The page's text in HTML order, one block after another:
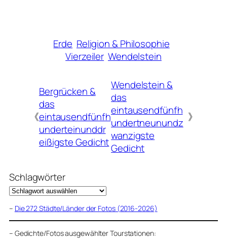
Erde Religion & Philosophie
Vierzeiler Wendelstein
《
Bergrücken &
das
eintausendfünfh
underteinunddr
eißigste Gedicht
Wendelstein &
das
eintausendfünfh
undertneunundz
wanzigste
Gedicht
》
Schlagwörter
– Die 272 Städte/Länder der Fotos (2016-2026)
– Gedichte/Fotos ausgewählter Tourstationen: